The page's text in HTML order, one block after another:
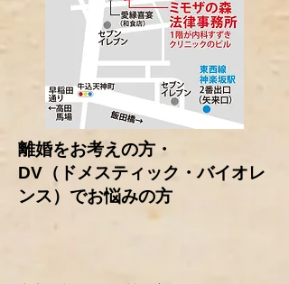
離婚をお考えの方・
DV（ドメスティック・バイオレ
ンス）でお悩みの方